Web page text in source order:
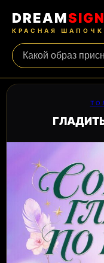
DREAMSIGN
КРАСНАЯ